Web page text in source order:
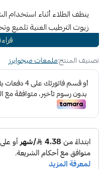
ينظف الطلاء أثناء استخدام
زيوت الترطيب الغنية تلميع
آمن وفعال على الطلاء
يخلق حاجزًا قربانيًا على البيئة
سهل في الاستخدام من شمع
يمكن استخدامه باليد ، أو
ينظف بشكل فعال وآمن
أوراق الطلاء مع لمعان شديد
تصنيف المنتج:ملمعات ميجوايرز